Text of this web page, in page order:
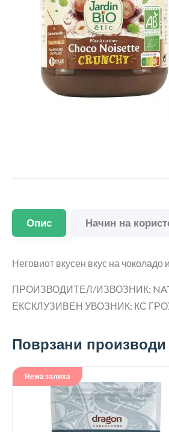
Опис Начин на
Неговиот вкусен вкус на
ПРОИЗВОДИТЕЛ/ИЗВОЗНИК:
ЕКСКЛУЗИВЕН УВОЗНИК: КС
Поврзани производи
Нема залиха